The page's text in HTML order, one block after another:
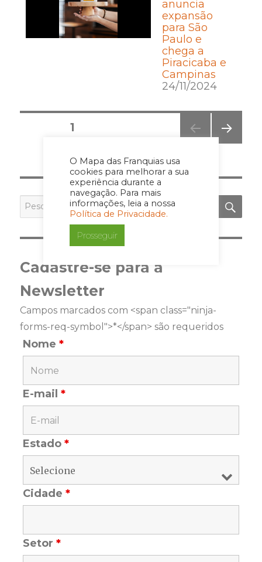
O Mapa das Franquias usa
cookies para melhorar a sua
experiência durante a
navegação. Para mais
informações, leia a nossa
Política de Privacidade.
Prosseguir
anuncia
expansão
para São
Paulo e
chega a
Piracicaba e
Campinas
24/11/2024
Posts
PÁGINA1
NA
por:
Cadastre-se para a
Newsletter
Campos marcados com <span class="ninja-
forms-req-symbol">*</span> são requeridos
Nome*
E-mail*
Estado*
Cidade*
Setor*